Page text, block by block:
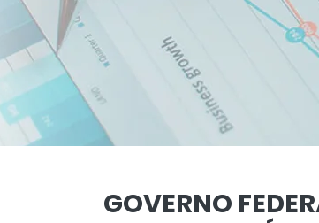
GOVERNO